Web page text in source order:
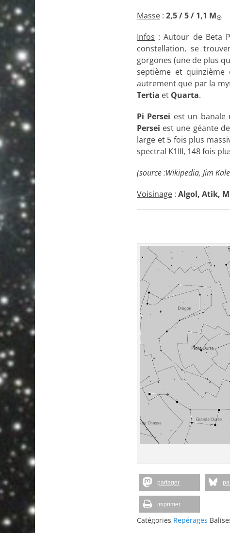
Masse : 2,5 / 5 / 1,1 M☉
Infos : Autour de Beta
constellation, se
gorgones (une de plus
septième et
autrement que par la
Tertia et Quarta.
Pi Persei est un banale
Persei est une géante
large et 5 fois plus
spectral K1III, 148 fois
(source :Wikipedia, Jim
Voisinage : Algol, Atik,
partager
imprimer
Catégories Repérages